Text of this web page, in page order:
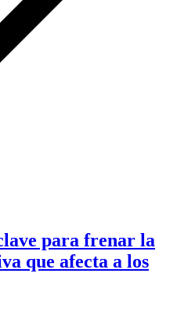
para frenar la
que afecta a los